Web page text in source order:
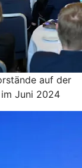
auf der
Juni 2024